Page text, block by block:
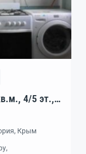
4/5 эт.,
Крым